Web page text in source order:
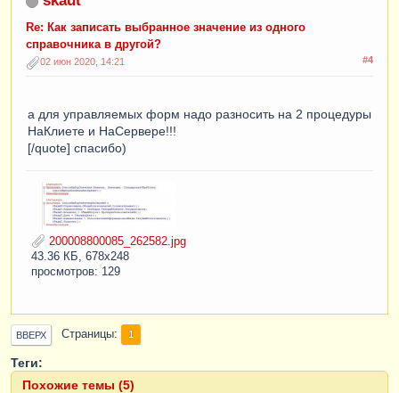
Re: Как записать выбранное значение из одного
справочника в другой?
#4
02 июн 2020, 14:21
а для управляемых форм надо разносить на 2 процедуры
НаКлиете и НаСервере!!!
[/quote] спасибо)
200008800085_262582.jpg
43.36 КБ, 678x248
просмотров: 129
ВВЕРХ Страницы 1
Теги:
Похожие темы (5)